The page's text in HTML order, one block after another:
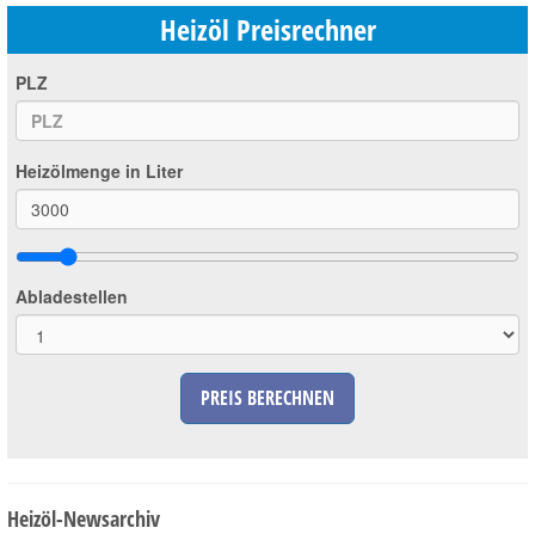
Heizöl Preisrechner
PLZ
Heizölmenge in Liter
Abladestellen
PREIS BERECHNEN
Heizöl-Newsarchiv